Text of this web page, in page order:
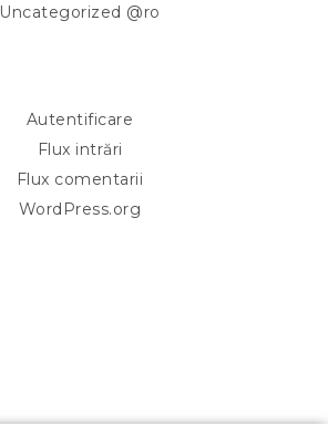
Uncategorized @ro
Autentificare
Flux intrări
Flux comentarii
WordPress.org